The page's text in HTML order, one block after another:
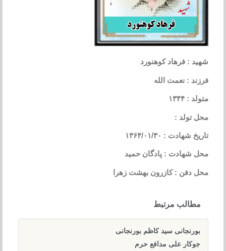
شهید : فرهاد کوهنورد
فرزند : نعمت الله
متولد : ۱۳۴۴
محل تولد :
تاریخ شهادت : ۱۳۶۴/۰۱/۳۰
محل شهادت : پادگان حمید
محل دفن : کازرون بهشت زهرا
مطالب مرتبط
بورنجانی سید کاظم بورنجانی
جوکار علی مدافع حرم